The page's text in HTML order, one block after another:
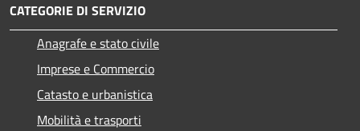
CATEGORIE DI SERVIZIO
Anagrafe e stato civile
Imprese e Commercio
Catasto e urbanistica
Mobilità e trasporti